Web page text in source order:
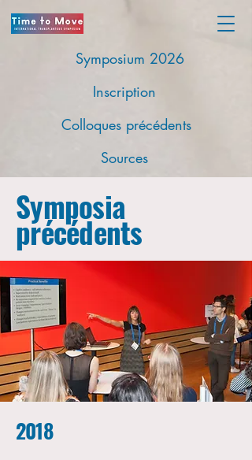
Symposium 2026
Inscription
Colloques précédents
Sources
Symposia
précédents
2018